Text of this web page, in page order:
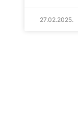
27.02.2025.